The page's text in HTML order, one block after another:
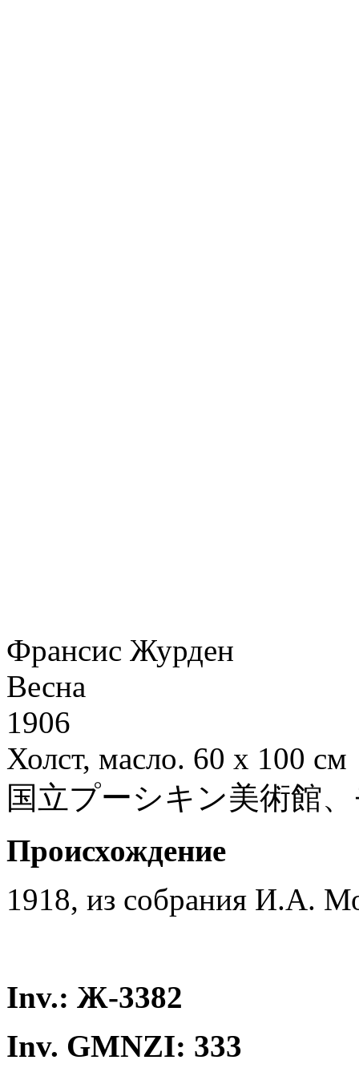
Франсис Журден
Весна
1906
Холст, масло. 60 x 100 см
国立プーシキン美術館
Происхождение
1918, из собрания И.А.
Inv.: Ж-3382
Inv. GMNZI: 333